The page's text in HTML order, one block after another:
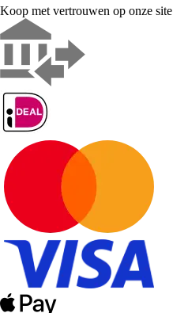
Koop met vertrouwen op onze site